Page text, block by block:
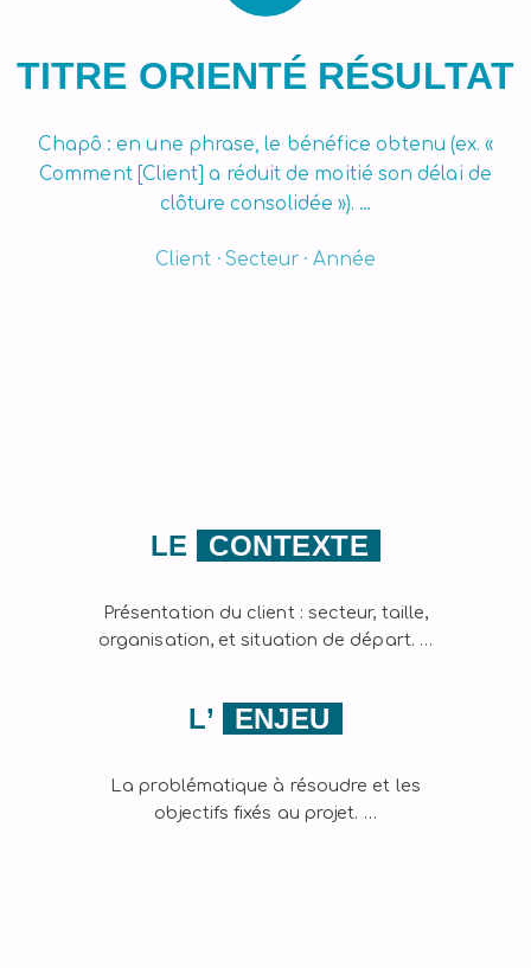
TITRE ORIENTÉ RÉSULTAT
Chapô : en une phrase, le bénéfice obtenu (ex. «
Comment [Client] a réduit de moitié son délai de
clôture consolidée »). …
Client · Secteur · Année
LE CONTEXTE
Présentation du client : secteur, taille,
organisation, et situation de départ. …
L’ ENJEU
La problématique à résoudre et les
objectifs fixés au projet. …